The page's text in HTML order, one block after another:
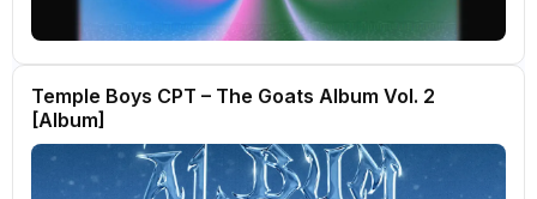
Temple Boys CPT – The Goats Album Vol. 2
[Album]